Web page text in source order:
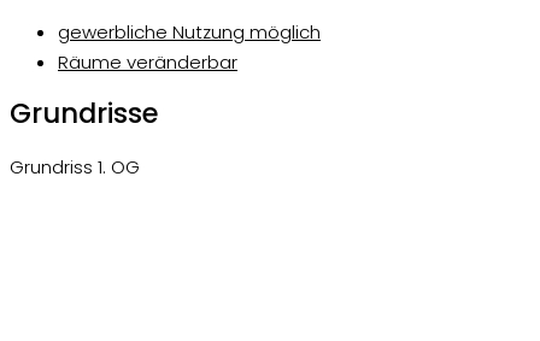
gewerbliche Nutzung möglich
Räume veränderbar
Grundrisse
Grundriss 1. OG